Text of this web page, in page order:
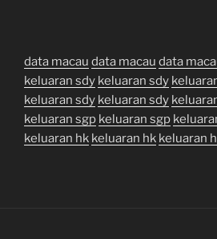
data macau data macau data
keluaran sdy keluaran sdy
keluaran sdy keluaran sdy
keluaran sgp keluaran sgp
keluaran hk keluaran hk keluaran